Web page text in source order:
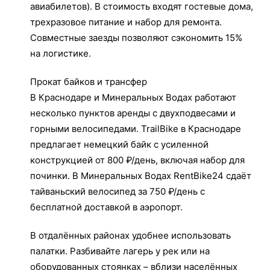
авиабилетов). В стоимость входят гостевые дома,
трехразовое питание и набор для ремонта.
Совместные заезды позволяют сэкономить 15%
на логистике.
Прокат байков и трансфер
В Краснодаре и Минеральных Водах работают
несколько пунктов аренды с двухподвесами и
горными велосипедами. TrailBike в Краснодаре
предлагает немецкий байк с усиленной
конструкцией от 800 ₽/день, включая набор для
починки. В Минеральных Водах RentBike24 сдаёт
тайваньский велосипед за 750 ₽/день с
бесплатной доставкой в аэропорт.
В отдалённых районах удобнее использовать
палатки. Разбивайте лагерь у рек или на
оборудованных стоянках – вблизи населённых